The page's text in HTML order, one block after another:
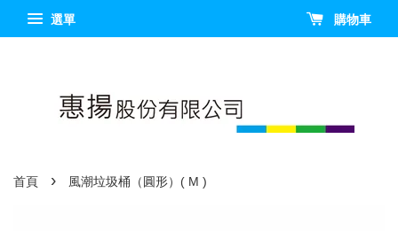
選單 購物車
首頁 › 風潮垃圾桶（圓形）( M )